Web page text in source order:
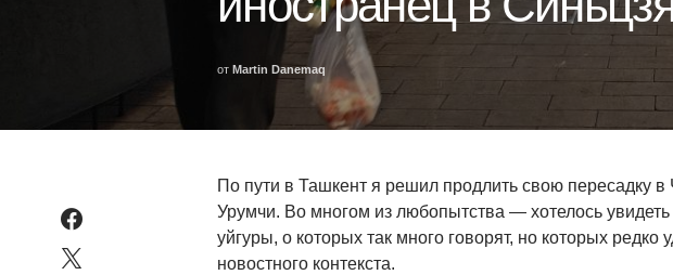
от Martin Danemaq
По пути в Ташкент я решил продлить свою пересадку в
Урумчи. Во многом из любопытства — хотелось
уйгуры, о которых так много говорят, но которых редко
новостного контекста.